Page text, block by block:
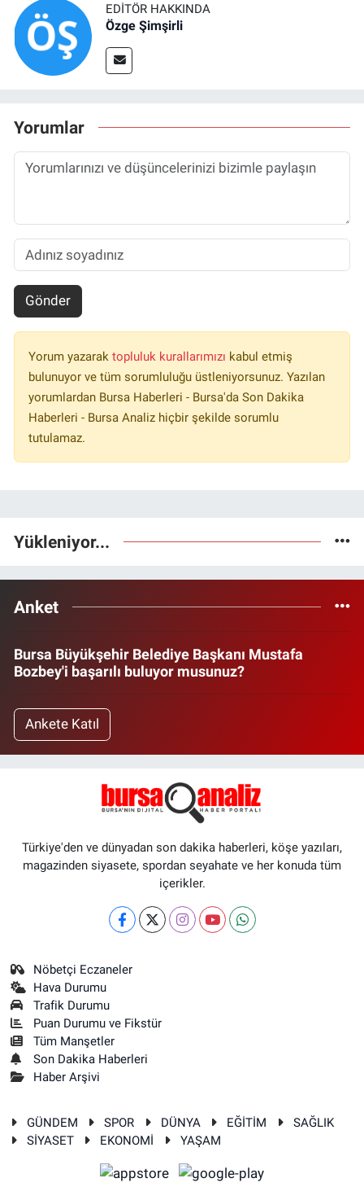
EDITÖR HAKKINDA
Özge Şimşirli
Yorumlar
Gönder
Yorum yazarak topluluk kurallarımızı kabul etmiş
bulunuyor ve tüm sorumluluğu üstleniyorsunuz. Yazılan
yorumlardan Bursa Haberleri - Bursa'da Son Dakika
Haberleri - Bursa Analiz hiçbir şekilde sorumlu
tutulamaz.
Yükleniyor...
Anket
Bursa Büyükşehir Belediye Başkanı Mustafa
Bozbey'i başarılı buluyor musunuz?
Ankete Katıl
Türkiye'den ve dünyadan son dakika haberleri, köşe yazıları,
magazinden siyasete, spordan seyahate ve her konuda tüm
içerikler.
Nöbetçi Eczaneler
Hava Durumu
Trafik Durumu
Puan Durumu ve Fikstür
Tüm Manşetler
Son Dakika Haberleri
Haber Arşivi
GÜNDEM SPOR DÜNYA EĞİTİM
SAĞLIK
SİYASET
EKONOMİ YAŞAM